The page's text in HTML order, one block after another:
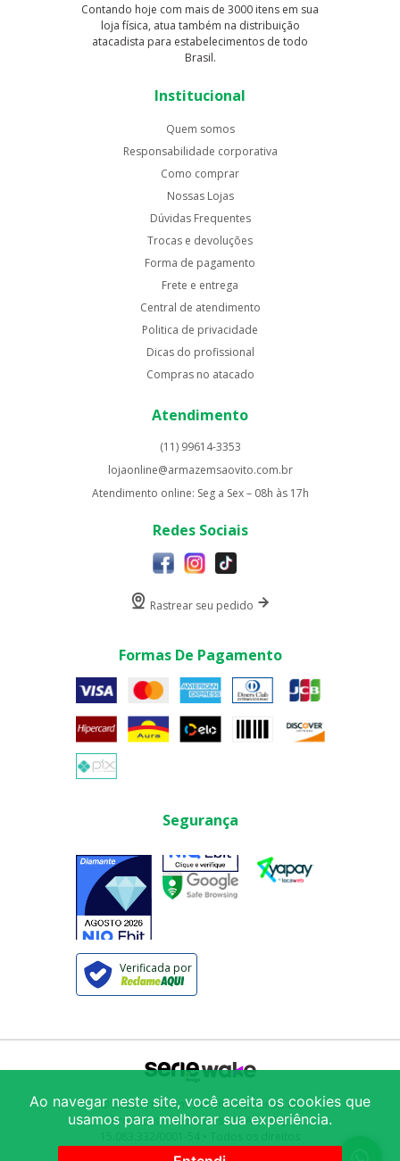
Contando hoje com mais de 3000 itens em sua
loja física, atua também na distribuição
atacadista para estabelecimentos de todo
Brasil.
Institucional
Quem somos
Responsabilidade corporativa
Como comprar
Nossas Lojas
Dúvidas Frequentes
Trocas e devoluções
Forma de pagamento
Frete e entrega
Central de atendimento
Politica de privacidade
Dicas do profissional
Compras no atacado
Atendimento
(11) 99614-3353
lojaonline@armazemsaovito.com.br
Atendimento online: Seg a Sex – 08h às 17h
Redes Sociais
Rastrear seu pedido
Formas De Pagamento
Segurança
Verificada por
© 2025Armazém São Vito Comércio de
Produtos Alimentícios LTDA/ CNPJ:
Avenida Mercúrio 222
Ao navegar neste site, você aceita os cookies que
usamos para melhorar sua experiência.